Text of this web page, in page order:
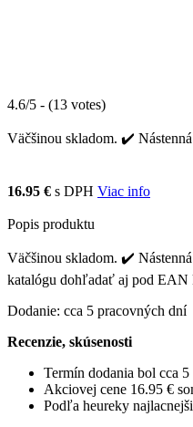
4.6/5 - (13 votes)
Väčšinou skladom. ✔️ Nástenná
16.95 € s DPH Viac info
Popis produktu
Väčšinou skladom. ✔️
katalógu dohľadať aj pod EAN
Dodanie: cca 5 pracovných dní
Recenzie, skúsenosti
Termín dodania bol cca
Akciovej cene 16.95 €
Podľa heureky